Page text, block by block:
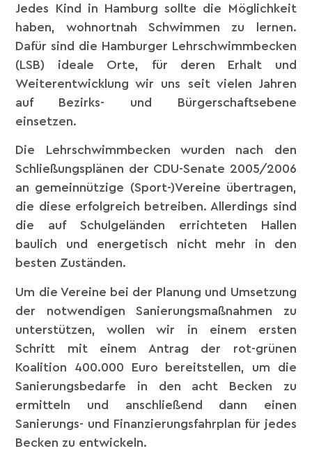
Jedes Kind in Hamburg sollte die Möglichkeit
haben, wohnortnah Schwimmen zu lernen.
Dafür sind die Hamburger Lehrschwimmbecken
(LSB) ideale Orte, für deren Erhalt und
Weiterentwicklung wir uns seit vielen Jahren
auf Bezirks- und Bürgerschaftsebene
einsetzen.
Die Lehrschwimmbecken wurden nach den
Schließungsplänen der CDU-Senate 2005/2006
an gemeinnützige (Sport-)Vereine übertragen,
die diese erfolgreich betreiben. Allerdings sind
die auf Schulgeländen errichteten Hallen
baulich und energetisch nicht mehr in den
besten Zuständen.
Um die Vereine bei der Planung und Umsetzung
der notwendigen Sanierungsmaßnahmen zu
unterstützen, wollen wir in einem ersten
Schritt mit einem Antrag der rot-grünen
Koalition 400.000 Euro bereitstellen, um die
Sanierungsbedarfe in den acht Becken zu
ermitteln und anschließend dann einen
Sanierungs- und Finanzierungsfahrplan für jedes
Becken zu entwickeln.